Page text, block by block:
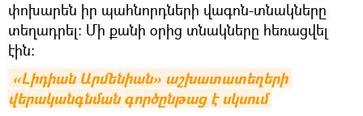
փոխարեն իր պահնորդների վագոն-տնակները
տեղադրել։ Մի քանի օրից տնակները հեռացվել
էին։
«Լիդիան Արմենիան» աշխատատեղերի
վերականգնման գործընթաց է սկսում